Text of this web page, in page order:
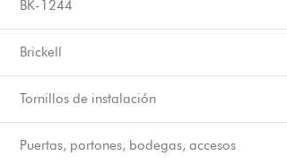
BK-1244
Brickell
Tornillos de instalación
Puertas, portones, bodegas, accesos